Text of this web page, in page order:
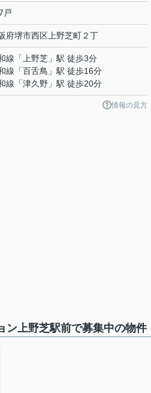
戸
府堺市西区 上野芝町２丁
線 「 上野芝 」駅 徒歩3分
線 「百舌鳥 」駅 徒歩16分
線 「津久野 」駅 徒歩20分
情報の見方
ン上野芝駅前で募集中の物件